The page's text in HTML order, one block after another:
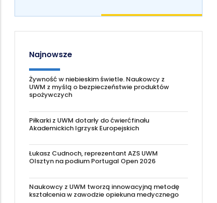
Najnowsze
Żywność w niebieskim świetle. Naukowcy z
UWM z myślą o bezpieczeństwie produktów
spożywczych
Piłkarki z UWM dotarły do ćwierćfinału
Akademickich Igrzysk Europejskich
Łukasz Cudnoch, reprezentant AZS UWM
Olsztyn na podium Portugal Open 2026
Naukowcy z UWM tworzą innowacyjną metodę
kształcenia w zawodzie opiekuna medycznego